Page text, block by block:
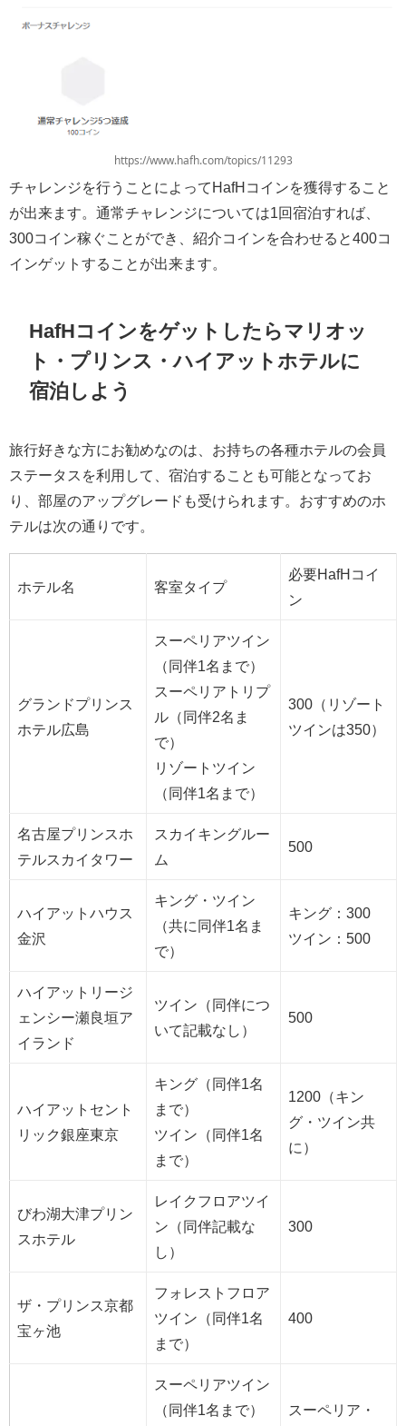
https://www.hafh.com/topics/11293
チャレンジを行うことによってHafHコインを獲得すること
が出来ます。通常チャレンジについては1回宿泊すれば、
300コイン稼ぐことができ、紹介コインを合わせると400コ
インゲットすることが出来ます。
HafHコインをゲットしたらマリオッ
ト・プリンス・ハイアットホテルに
宿泊しよう
旅行好きな方にお勧めなのは、お持ちの各種ホテルの会員
ステータスを利用して、宿泊することも可能となってお
り、部屋のアップグレードも受けられます。おすすめのホ
テルは次の通りです。
ホテル名 客室タイプ
必要HafHコイ
ン
グランドプリンス
ホテル広島
スーペリアツイン
（同伴1名まで）
スーペリアトリプ
ル（同伴2名ま
で）
リゾートツイン
（同伴1名まで）
300（リゾート
ツインは350）
名古屋プリンスホ
テルスカイタワー
スカイキングルー
ム
500
ハイアットハウス
金沢
キング・ツイン
（共に同伴1名ま
で）
キング：300
ツイン：500
ハイアットリージ
ェンシー瀬良垣ア
イランド
ツイン（同伴につ
いて記載なし）
500
ハイアットセント
リック銀座東京
キング（同伴1名
まで）
ツイン（同伴1名
まで）
1200（キン
グ・ツイン共
に）
びわ湖大津プリン
スホテル
レイクフロアツイ
ン（同伴記載な
し）
300
ザ・プリンス京都
宝ヶ池
フォレストフロア
ツイン（同伴1名
まで）
400
スーペリアツイン
（同伴1名まで）
スーペリア・